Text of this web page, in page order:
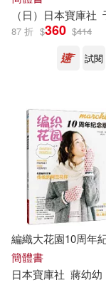
黃勇（主編
（日）日本
侯海博(11)
曾高潮（主
（美）喬迪·
寶庫社(8)
河北教育出
汕頭大學出
新星出版社
河北科學技
湖北美術出
配送方式 (可
可海外宅配
可港澳店取
可新加坡店
可菲律賓店
（日）日本寶庫社
87 折 $360 $414
試閱
編織大花園10周年
簡體書
日本寶庫社 蔣幼幼